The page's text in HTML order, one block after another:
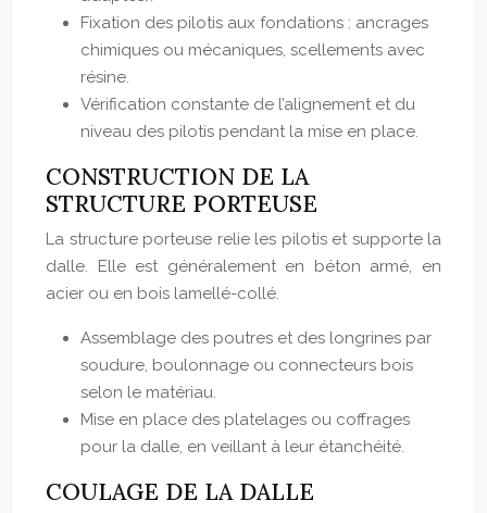
Fixation des pilotis aux fondations : ancrages
chimiques ou mécaniques, scellements avec
résine.
Vérification constante de l’alignement et du
niveau des pilotis pendant la mise en place.
CONSTRUCTION DE LA
STRUCTURE PORTEUSE
La structure porteuse relie les pilotis et supporte la
dalle. Elle est généralement en béton armé, en
acier ou en bois lamellé-collé.
Assemblage des poutres et des longrines par
soudure, boulonnage ou connecteurs bois
selon le matériau.
Mise en place des platelages ou coffrages
pour la dalle, en veillant à leur étanchéité.
COULAGE DE LA DALLE